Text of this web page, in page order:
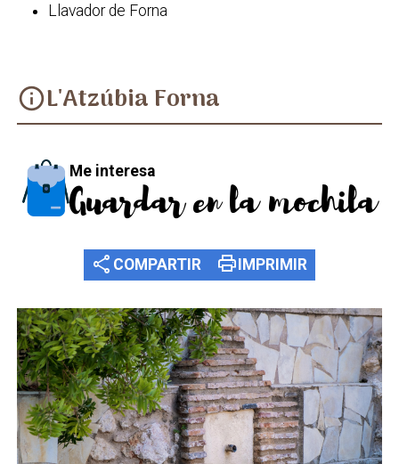
Llavador de Forna
infoL'Atzúbia Forna
Me interesa
Guardar en la mochila
share COMPARTIR print IMPRIMIR